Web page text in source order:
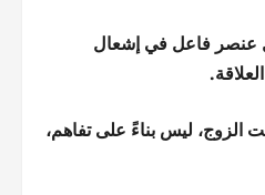
عنصر فاعل في إشعال
الزوج، ليس بناءً على تفاهم،